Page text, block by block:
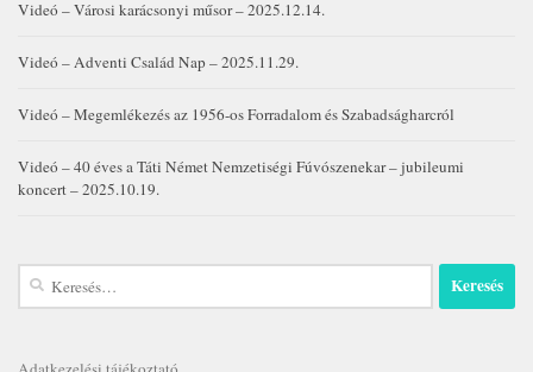
Videó – Városi karácsonyi műsor – 2025.12.14.
Videó – Adventi Család Nap – 2025.11.29.
Videó – Megemlékezés az 1956-os Forradalom és Szabadságharcról
Videó – 40 éves a Táti Német Nemzetiségi Fúvószenekar – jubileumi
koncert – 2025.10.19.
Keresés: